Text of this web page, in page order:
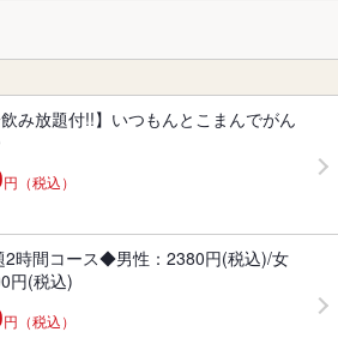
飲み放題付!!】いつもんとこまんでがん
円（税込）
2時間コース◆男性：2380円(税込)/女
円(税込)
円（税込）